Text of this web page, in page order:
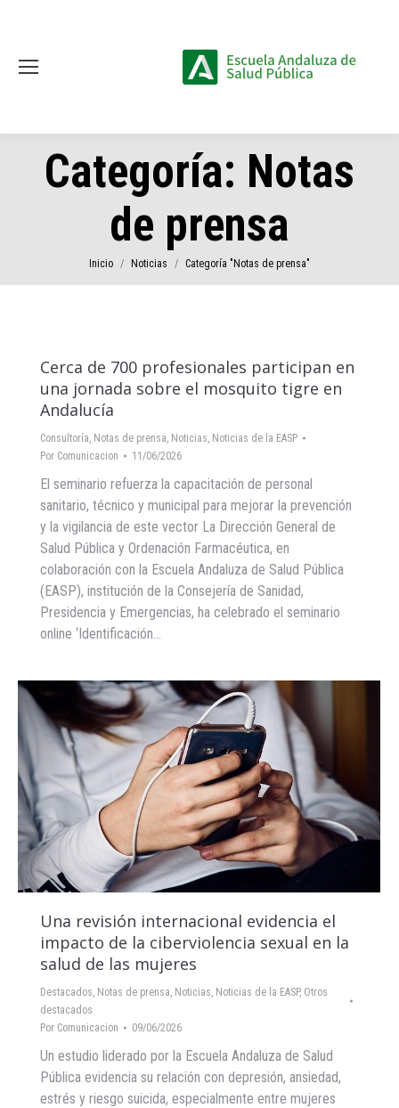
Categoría: Notas
de prensa
Estás aquí:
Inicio Noticias Categoría "Notas de prensa"
Cerca de 700 profesionales participan en
una jornada sobre el mosquito tigre en
Andalucía
Consultoría, Notas de prensa, Noticias, Noticias de la EASP
Por Comunicacion 11/06/2026
El seminario refuerza la capacitación de personal
sanitario, técnico y municipal para mejorar la prevención
y la vigilancia de este vector La Dirección General de
Salud Pública y Ordenación Farmacéutica, en
colaboración con la Escuela Andaluza de Salud Pública
(EASP), institución de la Consejería de Sanidad,
Presidencia y Emergencias, ha celebrado el seminario
online ‘Identificación…
Una revisión internacional evidencia el
impacto de la ciberviolencia sexual en la
salud de las mujeres
Destacados, Notas de prensa, Noticias, Noticias de la EASP, Otros
destacados
Por Comunicacion 09/06/2026
Un estudio liderado por la Escuela Andaluza de Salud
Pública evidencia su relación con depresión, ansiedad,
estrés y riesgo suicida, especialmente entre mujeres